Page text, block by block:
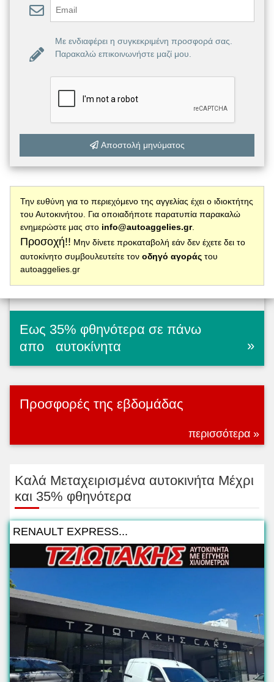
Με ενδιαφέρει η συγκεκριμένη προσφορά σας.
Παρακαλώ επικοινωνήστε μαζί μου.
Αποστολή μηνύματος
Την ευθύνη για το περιεχόμενο της αγγελίας έχει ο ιδιοκτήτης
του Αυτοκινήτου. Για οποιαδήποτε παρατυπία παρακαλώ
ενημερώστε μας στο info@autoaggelies.gr.
Προσοχή!! Μην δίνετε προκαταβολή εάν δεν έχετε δει το
αυτοκίνητο συμβουλευτείτε τον οδηγό αγοράς του
autoaggelies.gr
Εως 35% φθηνότερα σε πάνω
απο
αυτοκίνητα »
Προσφορές της εβδομάδας
περισσότερα »
Kαλά Μεταχειρισμένα αυτοκινήτα Μέχρι
και 35% φθηνότερα
RENAULT EXPRESS...